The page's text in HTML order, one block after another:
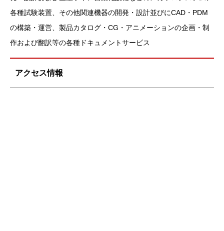
各種試験装置、その他関連機器の開発・設計並びにCAD・PDM
の構築・運営、製品カタログ・CG・アニメーションの企画・制
作および翻訳等の各種ドキュメントサービス
アクセス情報